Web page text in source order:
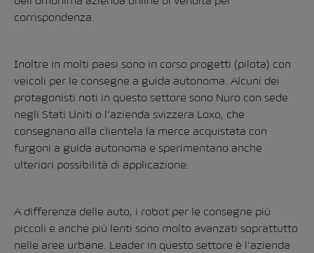
corrispondenza.
Inoltre in molti paesi sono in corso progetti (pilota) con
veicoli per le consegne a guida autonoma. Alcuni dei
protagonisti noti in questo settore sono Nuro con sede
negli Stati Uniti o l’azienda svizzera Loxo, che
consegnano alla clientela la merce acquistata con
furgoni a guida autonoma e sperimentano anche
ulteriori possibilità di applicazione.
A differenza delle auto, i robot per le consegne più
piccoli e anche più lenti sono molto avanzati soprattutto
nelle aree urbane. Leader in questo settore è l’azienda